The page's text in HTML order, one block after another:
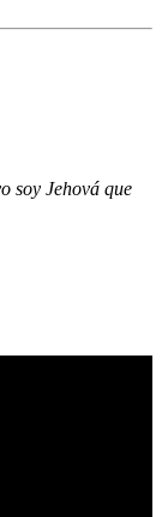
soy Jehová que